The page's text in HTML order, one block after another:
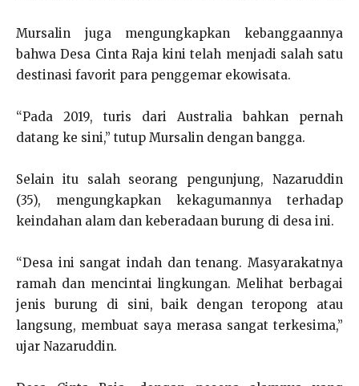
Mursalin juga mengungkapkan kebanggaannya
bahwa Desa Cinta Raja kini telah menjadi salah satu
destinasi favorit para penggemar ekowisata.
“Pada 2019, turis dari Australia bahkan pernah
datang ke sini,” tutup Mursalin dengan bangga.
Selain itu salah seorang pengunjung, Nazaruddin
(35), mengungkapkan kekagumannya terhadap
keindahan alam dan keberadaan burung di desa ini.
“Desa ini sangat indah dan tenang. Masyarakatnya
ramah dan mencintai lingkungan. Melihat berbagai
jenis burung di sini, baik dengan teropong atau
langsung, membuat saya merasa sangat terkesima,”
ujar Nazaruddin.